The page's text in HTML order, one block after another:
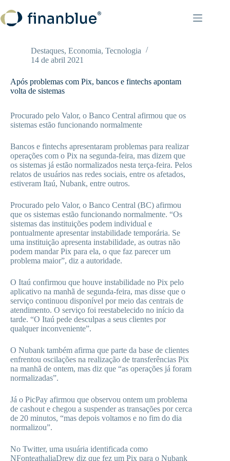
para
o
Destaques, Economia, Tecnologia
14 de abril 2021
Após problemas com Pix, bancos e fintechs apontam
volta de sistemas
Procurado pelo Valor, o Banco Central afirmou que os
sistemas estão funcionando normalmente
Bancos e fintechs apresentaram problemas para realizar
operações com o Pix na segunda-feira, mas dizem que
os sistemas já estão normalizados nesta terça-feira. Pelos
relatos de usuários nas redes sociais, entre os afetados,
estiveram Itaú, Nubank, entre outros.
Procurado pelo Valor, o Banco Central (BC) afirmou
que os sistemas estão funcionando normalmente. “Os
sistemas das instituições podem individual e
pontualmente apresentar instabilidade temporária. Se
uma instituição apresenta instabilidade, as outras não
podem mandar Pix para ela, o que faz parecer um
problema maior”, diz a autoridade.
O Itaú confirmou que houve instabilidade no Pix pelo
aplicativo na manhã de segunda-feira, mas disse que o
serviço continuou disponível por meio das centrais de
atendimento. O serviço foi reestabelecido no início da
tarde. “O Itaú pede desculpas a seus clientes por
qualquer inconveniente”.
O Nubank também afirma que parte da base de clientes
enfrentou oscilações na realização de transferências Pix
na manhã de ontem, mas diz que “as operações já foram
normalizadas”.
Já o PicPay afirmou que observou ontem um problema
de cashout e chegou a suspender as transações por cerca
de 20 minutos, “mas depois voltamos e no fim do dia
normalizou”.
No Twitter, uma usuária identificada como
NFonteathaliaDrew diz que fez um Pix para o Nubank